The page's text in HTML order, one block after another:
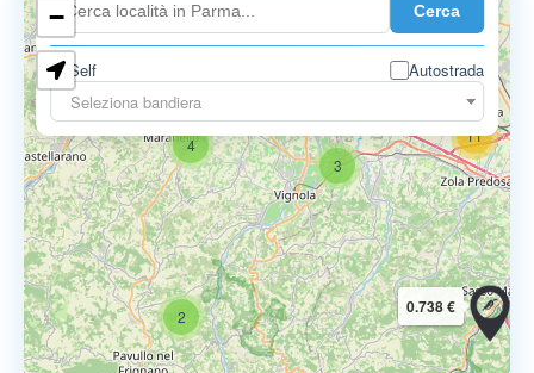
Cerca
Self
Autostrada
Seleziona bandiera
2
4
11
9
3
11
0.738 €
−